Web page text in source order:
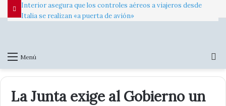
Interior asegura que los controles aéreos a viajeros desde
Italia se realizan «a puerta de avión»
Menú
La Junta exige al Gobierno un